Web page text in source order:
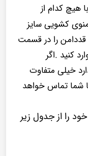
هیچ کدام از
کشویی سایز
قددامن را در قسمت
کنید .اگر
خیلی متفاوت
شما تماس خواهد
را از جدول زیر